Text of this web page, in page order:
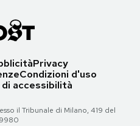
Privacy
Condizioni d'uso
accessibilità
il Tribunale di Milano, 419 del